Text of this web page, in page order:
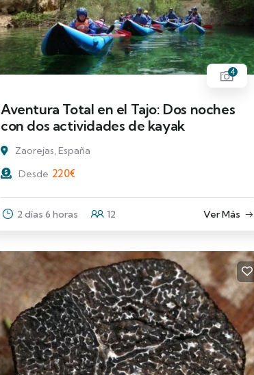
4
Aventura Total en el Tajo: Dos noches
con dos actividades de kayak
Zaorejas, España
Desde 220€
2 días 6 horas 12 Ver Más